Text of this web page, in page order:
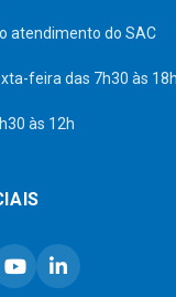
atendimento do SAC
feira das 7h30 às 18h
às 12h